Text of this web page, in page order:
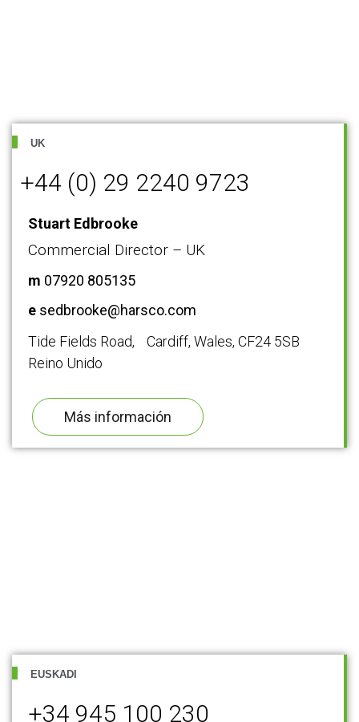
UK
+44 (0) 29 2240 9723
Stuart Edbrooke
Commercial Director – UK
m 07920 805135
e sedbrooke@harsco.com
Tide Fields Road, Cardiff, Wales, CF24 5SB
Reino Unido
Más información
EUSKADI
+34 945 100 230